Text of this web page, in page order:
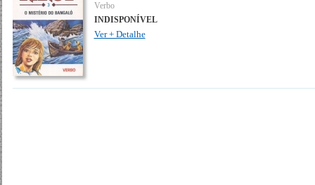
Verbo
INDISPONÍVEL
Ver + Detalhe